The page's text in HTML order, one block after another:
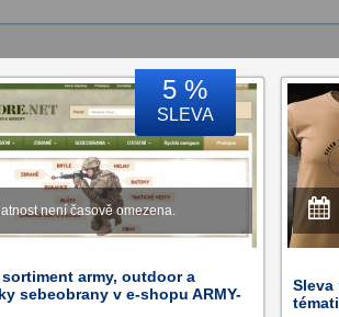
5 %
SLEVA
není časově omezena.
army, outdoor a
sebeobrany v e-shopu ARMY-
Sleva